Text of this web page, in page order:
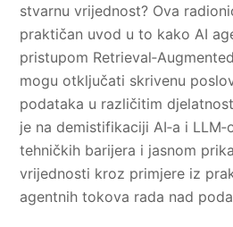
stvarnu vrijednost? Ova
praktičan uvod u to kako AI
pristupom
mogu otključati skrivenu
podataka u različitim
je na demistifikaciji AI‑a i
tehničkih barijera i jasnom
vrijednosti kroz primjere iz
agentnih tokova rada nad